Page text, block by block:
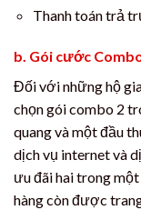
Thanh toán trả
b. Gói cước
Đối với những hộ
chọn gói combo 2
quang và một đầu
dịch vụ internet và
ưu đãi hai trong
hàng còn được